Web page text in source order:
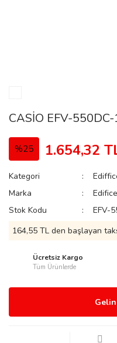
CASİO EFV-
%25 1.654,32
Kategori
Marka
Edifice
Stok Kodu
EFV-
164,55 TL den başlayan
Ücretsiz Kargo
Tüm Ürünlerde